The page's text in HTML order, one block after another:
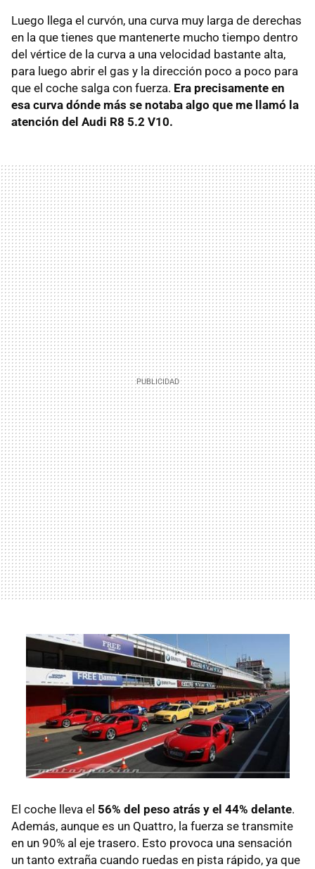
Luego llega el curvón, una curva muy larga de derechas
en la que tienes que mantenerte mucho tiempo dentro
del vértice de la curva a una velocidad bastante alta,
para luego abrir el gas y la dirección poco a poco para
que el coche salga con fuerza. Era precisamente en
esa curva dónde más se notaba algo que me llamó la
atención del Audi R8 5.2 V10.
El coche lleva el 56% del peso atrás y el 44% delante.
Además, aunque es un Quattro, la fuerza se transmite
en un 90% al eje trasero. Esto provoca una sensación
un tanto extraña cuando ruedas en pista rápido, ya que